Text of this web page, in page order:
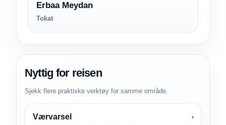
Erbaa Meydan
Tokat
Nyttig for reisen
Sjekk flere praktiske verktøy for samme område.
Værvarsel ›